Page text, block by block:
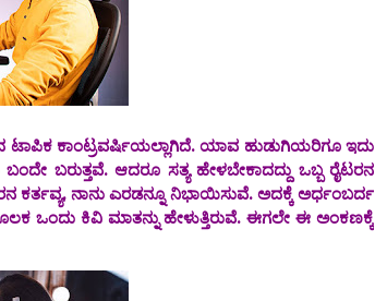
ಯಾವ ಹುಡುಗಿಯರಿಗೂ ಇದು
ಬರುತ್ತವೆ. ಆದರೂ ಸತ್ಯ ಹೇಳಬೇಕಾದದ್ದು ಒಬ್ಬ ರೈಟರನ‌
ಕರ್ತವ್ಯ, ನಾನು ಎರಡನ್ನೂ ನಿಭಾಯಿಸುವೆ. ಅದಕ್ಕೆ ಅರ್ಧಂಬರ್ದ
ಒಂದು ಕಿವಿ ಮಾತನ್ನು ಹೇಳುತ್ತಿರುವೆ. ಈಗಲೇ ಈ ಅಂಕಣಕ್ಕೆ